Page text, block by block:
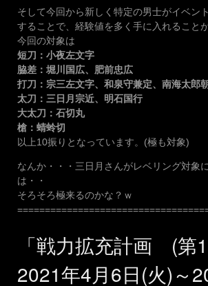
そして今回から新しく特定の男士がイベン
することで、経験値を多く手に入れること
今回の対象は
短刀：小夜左文字
脇差：堀川国広、肥前忠広
打刀：宗三左文字、和泉守兼定、南海太郎
太刀：三日月宗近、明石国行
大太刀：石切丸
槍：蜻蛉切
以上10振りとなっています。(極も対象)
なんか・・・三日月さんがレベリング対象
は・・
そろそろ極来るのかな？ｗ
「戦力拡充計画 (第
2021年4月6日(火)～